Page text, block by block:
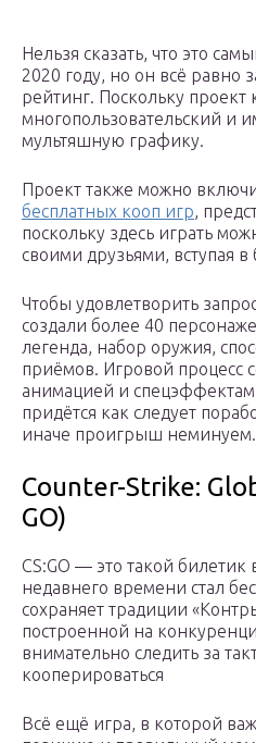
Нельзя сказать, что это
2020 году, но он всё равно
рейтинг. Поскольку проект
многопользовательский и
мультяшную графику.
Проект также можно
бесплатных кооп игр,
поскольку здесь играть
своими друзьями, вступая
Чтобы удовлетворить
создали более 40
легенда, набор оружия,
приёмов. Игровой процесс
анимацией и
придётся как следует
иначе проигрыш неминуем.
Counter-Strike:
GO)
CS:GO — это такой
недавнего времени стал
сохраняет традиции
построенной на
внимательно следить за
кооперироваться
Всё ещё игра, в которой